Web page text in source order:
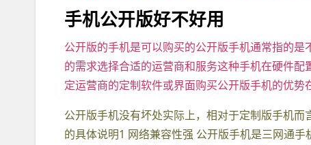
手机公开版好不好用
公开版的手机是可以购买的公开版手机通常指的
的需求选择合适的运营商和服务这种手机在硬件
定运营商的定制软件或界面购买公开版手机的优势
公开版手机没有坏处实际上，相对于定制版手机
的具体说明1 网络兼容性强 公开版手机是三网通